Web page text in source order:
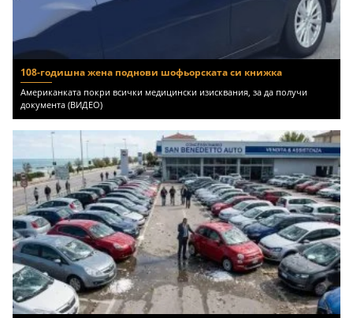
108-годишна жена поднови шофьорската си книжка
Американката покри всички медицински изисквания, за да получи
документа (ВИДЕО)